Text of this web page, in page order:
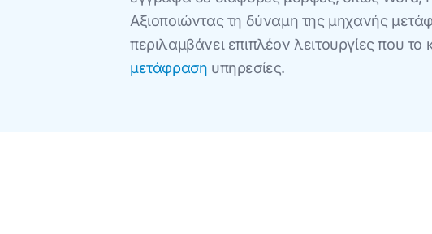
Αξιοποιώντας τη δύναμη της μηχανής
περιλαμβάνει επιπλέον λειτουργίες που
μετάφραση υπηρεσίες.